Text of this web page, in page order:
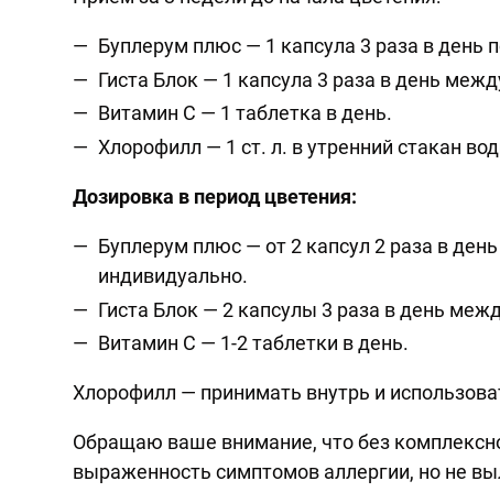
Буплерум плюс — 1 капсула 3 раза в день
Гиста Блок — 1 капсула 3 раза в день
Витамин С — 1 таблетка в день.
Хлорофилл — 1 ст. л. в утренний стакан
Дозировка в период цветения:
Буплерум плюс — от 2 капсул 2 раза в
индивидуально.
Гиста Блок — 2 капсулы 3 раза в день
Витамин С — 1-2 таблетки в день.
Хлорофилл — принимать внутрь и
Обращаю ваше внимание, что без
выраженность симптомов аллергии, но не